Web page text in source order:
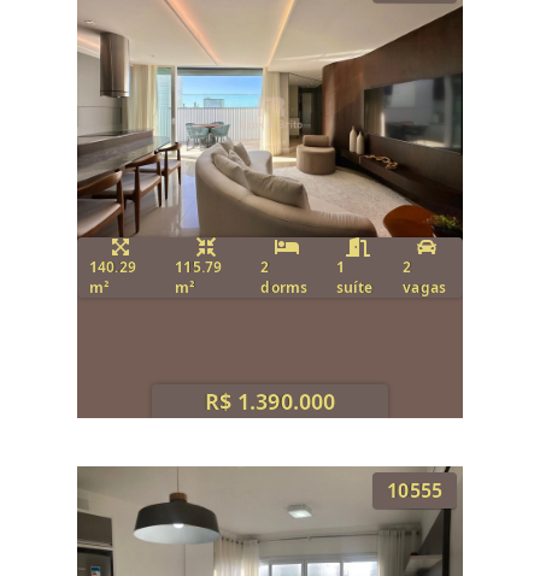
140.29
m²
115.79
m²
2
dorms
1
suíte
2
vagas
R$ 1.390.000
10555